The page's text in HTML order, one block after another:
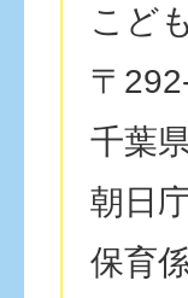
こど
〒
千葉
朝日
保育